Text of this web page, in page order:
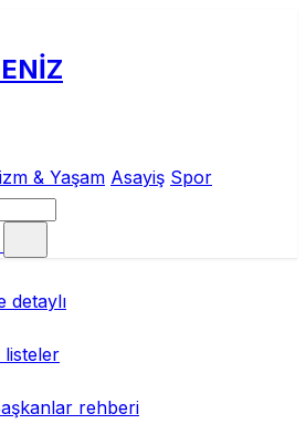
& Yaşam Asayiş Spor
detaylı
listeler
rehberi